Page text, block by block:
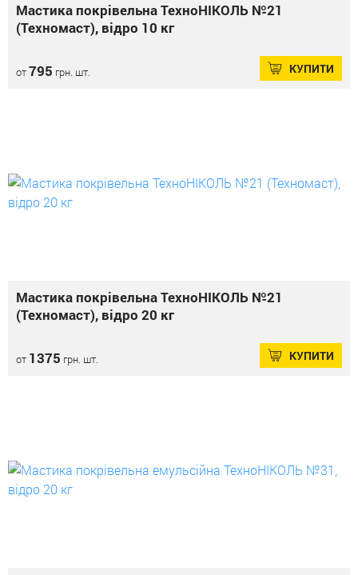
Мастика покрівельна ТехноНІКОЛЬ №21
(Техномаст), відро 10 кг
от795 грн. шт. КУПИТИ
Мастика покрівельна ТехноНІКОЛЬ №21
(Техномаст), відро 20 кг
от 1375 грн. шт. КУПИТИ